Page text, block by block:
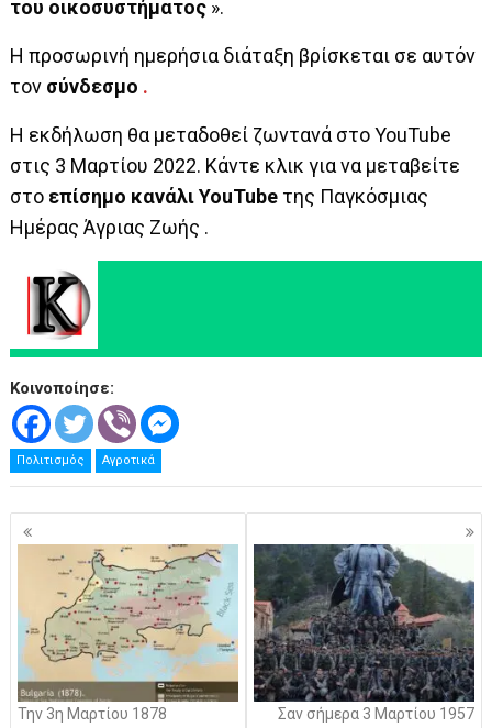
του οικοσυστήματος ».
Η προσωρινή ημερήσια διάταξη βρίσκεται σε αυτόν
τον σύνδεσμο .
Η εκδήλωση θα μεταδοθεί ζωντανά στο YouTube
στις 3 Μαρτίου 2022. Κάντε κλικ για να μεταβείτε
στο επίσημο κανάλι YouTube της Παγκόσμιας
Ημέρας Άγριας Ζωής .
Κοινοποίησε:
Πολιτισμός Αγροτικά
Πλοήγηση
άρθρων
Την 3η Μαρτίου 1878
Σαν σήμερα 3 Μαρτίου 1957